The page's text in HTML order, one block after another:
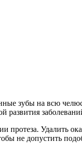
зубы на всю
развития
протеза. Удалить
не допустить